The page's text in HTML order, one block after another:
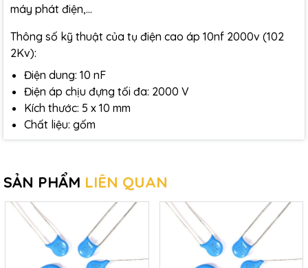
máy phát điện,...
Thông số kỹ thuật của tụ điện cao áp 10nf 2000v (102
2Kv):
Điện dung: 10 nF
Điện áp chịu đựng tối đa: 2000 V
Kích thước: 5 x 10 mm
Chất liệu: gốm
SẢN PHẨM LIÊN QUAN